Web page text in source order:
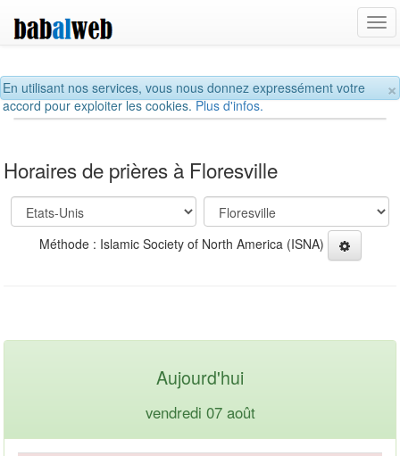
×
En utilisant nos services, vous nous donnez expressément votre
accord pour exploiter les cookies.Plus d'infos.
Horaires de prières à Floresville
Méthode : Islamic Society of North America (ISNA)
Aujourd'hui
vendredi 07 août